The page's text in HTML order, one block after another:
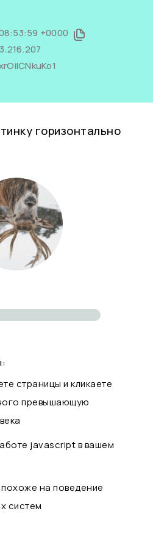
+0000
горизонтально
страницы и кликаете
превышающую
javascript в вашем
на поведение
систем